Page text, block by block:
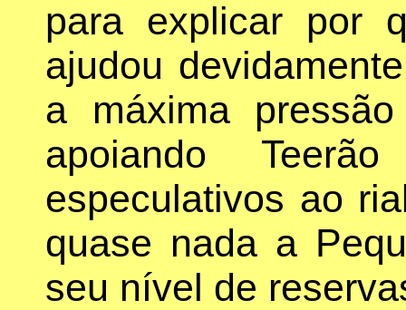
para explicar por
ajudou
a máxima
apoiando
especulativos ao
quase nada a
seu nível de